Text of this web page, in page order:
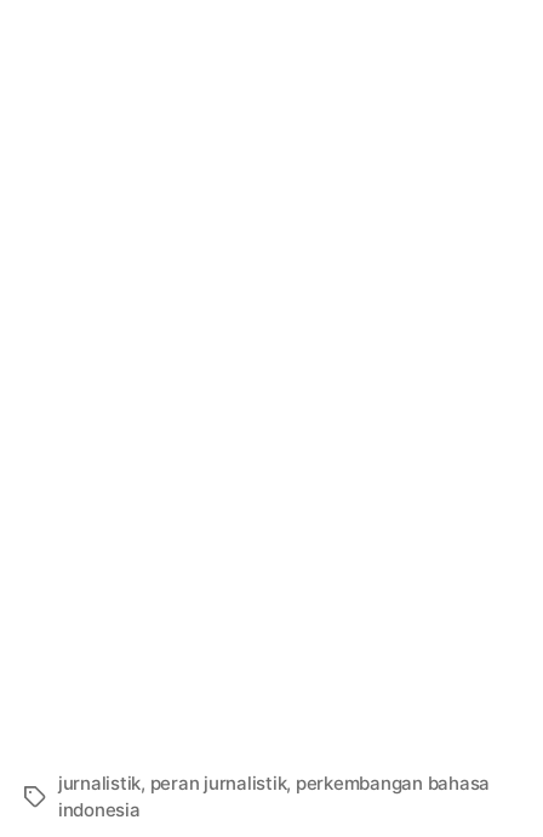
Tags
jurnalistik, peran jurnalistik, perkembangan bahasa
indonesia